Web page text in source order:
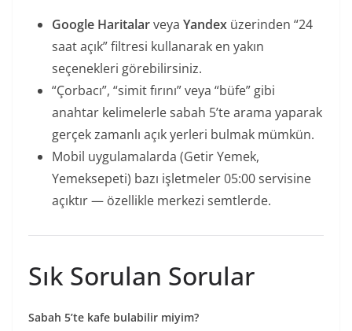
Google Haritalarveya Yandex üzerinden “24
saat açık” filtresi kullanarak en yakın
seçenekleri görebilirsiniz.
“Çorbacı”, “simit fırını” veya “büfe” gibi
anahtar kelimelerle sabah 5’te arama yaparak
gerçek zamanlı açık yerleri bulmak mümkün.
Mobil uygulamalarda (Getir Yemek,
Yemeksepeti) bazı işletmeler 05:00 servisine
açıktır — özellikle merkezi semtlerde.
Sık Sorulan Sorular
Sabah 5’te kafe bulabilir miyim?